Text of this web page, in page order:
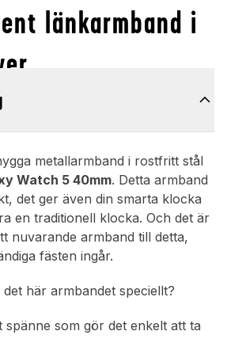
länkarmband i
metallarmband i rostfritt stål
Watch 5 40mm. Detta armband
det ger även din smarta klocka
en traditionell klocka. Och det är
nuvarande armband till detta,
fästen ingår.
här armbandet speciellt?
spänne som gör det enkelt att ta